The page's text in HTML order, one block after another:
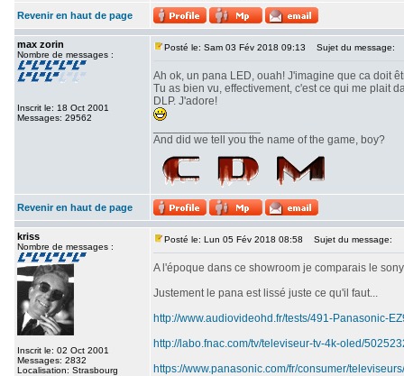
Revenir en haut de page
max zorin
Nombre de messages :
Inscrit le: 18 Oct 2001
Messages: 29562
Posté le: Sam 03 Fév 2018 09:13 Sujet du message:
Ah ok, un pana LED, ouah! J'imagine que ca doit
Tu as bien vu, effectivement, c'est ce qui me plait
DLP. J'adore!
And did we tell you the name of the game, boy?
Revenir en haut de page
kriss
Nombre de messages :
Inscrit le: 02 Oct 2001
Messages: 2832
Localisation: Strasbourg
Posté le: Lun 05 Fév 2018 08:58 Sujet du message:
A l'époque dans ce showroom je comparais le
Justement le pana est lissé juste ce qu'il faut...
http://www.audiovideohd.fr/tests/491-Panasonic-
http://labo.fnac.com/tv/televiseur-tv-4k-oled/
https://www.panasonic.com/fr/consumer/